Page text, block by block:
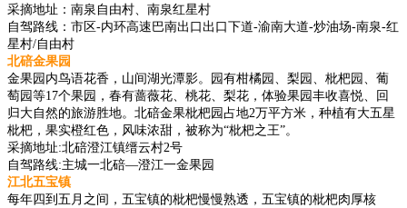
采摘地址：南泉自由村、南泉红星村
自驾路线：市区-内环高速巴南出口出口下道-渝南大道-炒油场-南泉-红
星村/自由村
北碚金果园
金果园内鸟语花香，山间湖光潭影。园有柑橘园、梨园、枇杷园、葡
萄园等17个果园，春有蔷薇花、桃花、梨花，体验果园丰收喜悦、回
归大自然的旅游胜地。北碚金果枇杷园占地2万平方米，种植有大五星
枇杷，果实橙红色，风味浓甜，被称为“枇杷之王”。
采摘地址:北碚澄江镇缙云村2号
自驾路线:主城一北碚—澄江一金果园
江北五宝镇
每年四到五月之间，五宝镇的枇杷慢慢熟透，五宝镇的枇杷肉厚核